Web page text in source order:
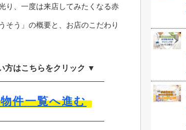
り、一度は来店してみたくなる赤
そう」の概要と、お店のこだわり
方はこちらをクリック ▼
件一覧へ進む